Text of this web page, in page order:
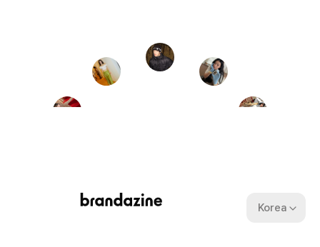
Korea